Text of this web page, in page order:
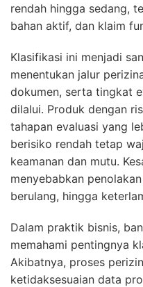
rendah hingga sedang,
bahan aktif, dan klaim
Klasifikasi ini menjadi
menentukan jalur
dokumen, serta tingkat
dilalui. Produk dengan
tahapan evaluasi yang
berisiko rendah tetap
keamanan dan mutu.
menyebabkan
berulang, hingga
Dalam praktik bisnis,
memahami pentingnya
Akibatnya, proses
ketidaksesuaian data